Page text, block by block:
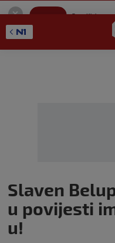
SportKlub
GET - On the
Slaven
u povijesti
u!